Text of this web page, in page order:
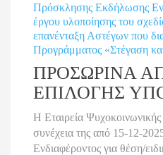
Πρόσκλησης Εκδήλωσης
έργου υλοποίησης του
επανένταξη Αστέγων που
Προγράμματος «Στέγαση
ΠΡΟΣΩΡΙΝΑ
ΕΠΙΛΟΓΗΣ
Η Εταιρεία
συνέχεια της από 15-12-
Ενδιαφέροντος για θέση/